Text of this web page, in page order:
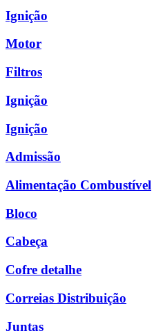
Ignição
Motor
Filtros
Ignição
Ignição
Admissão
Alimentação Combustível
Bloco
Cabeça
Cofre detalhe
Correias Distribuição
Juntas